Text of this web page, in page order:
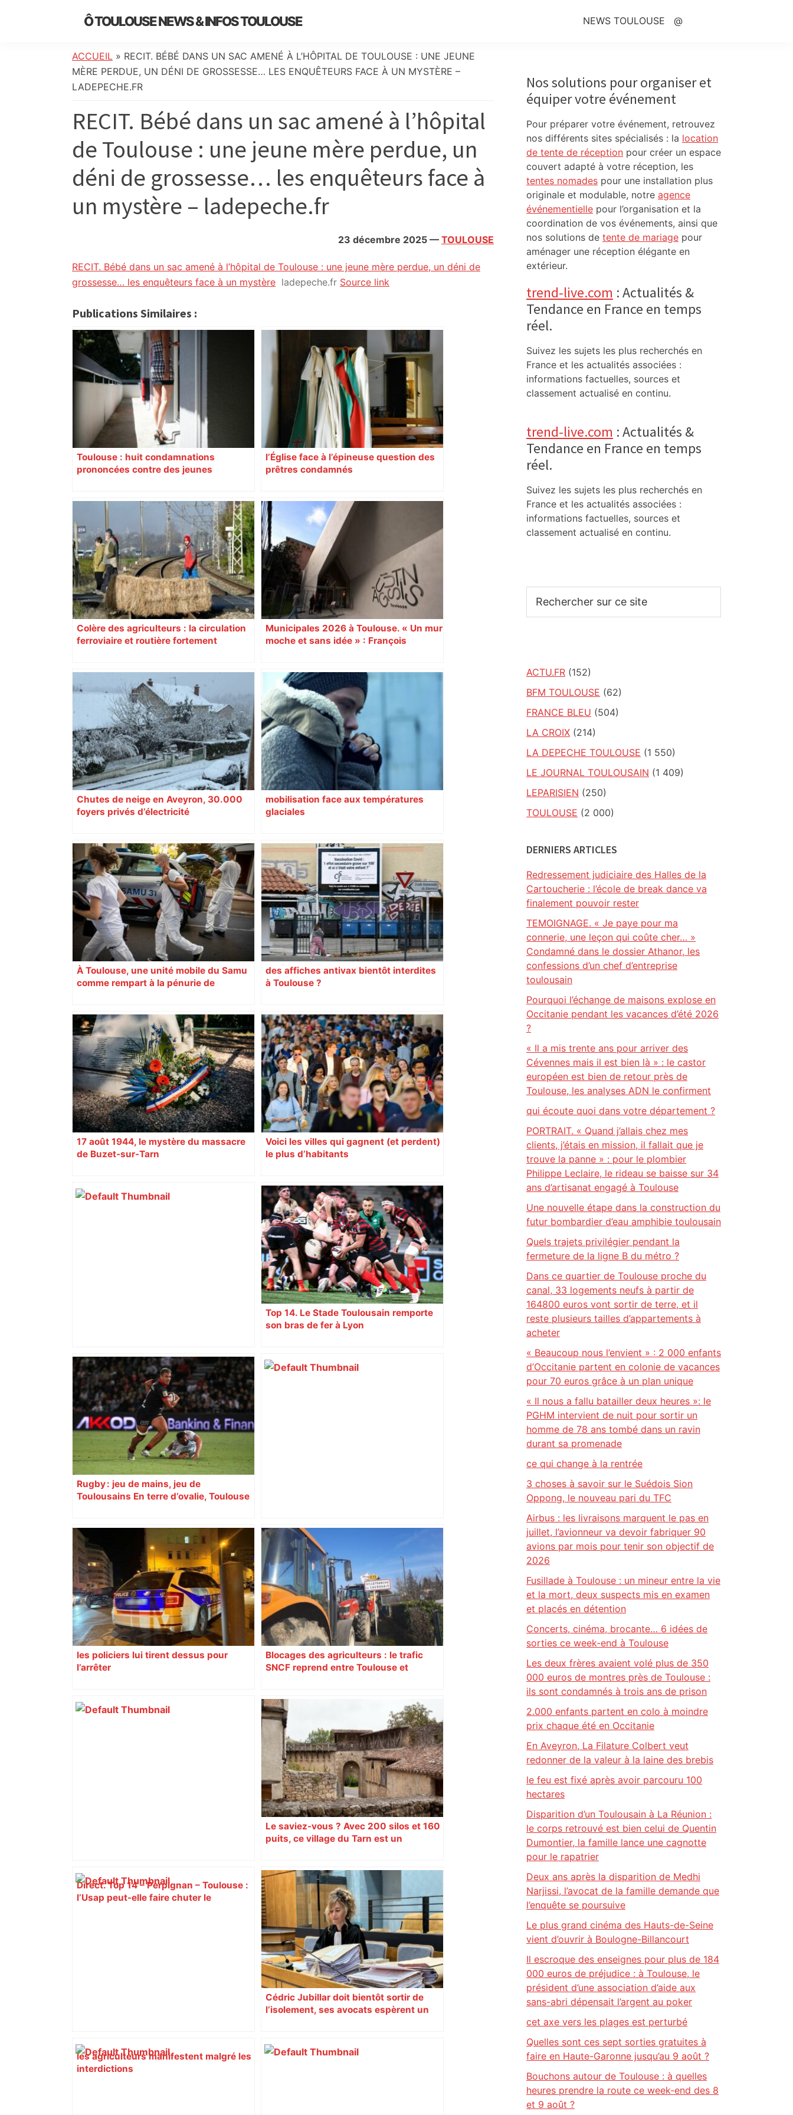
Ô TOULOUSE NEWS & INFOS TOULOUSE
de
l’actualité
toulousaine
info
locale,
société,
culture,
politique,
météo,
faits
citoyennes
NEWS TOULOUSE @
ACCUEIL » RECIT. BÉBÉ DANS UN SAC AMENÉ À L’HÔPITAL DE TOULOUSE : UNE JEUNE
MÈRE PERDUE, UN DÉNI DE GROSSESSE… LES ENQUÊTEURS FACE À UN MYSTÈRE –
LADEPECHE.FR
RECIT. Bébé dans un sac amené à l’hôpital
de Toulouse : une jeune mère perdue, un
déni de grossesse… les enquêteurs face à
un mystère – ladepeche.fr
23 décembre 2025 — TOULOUSE
RECIT. Bébé dans un sac amené à l’hôpital de Toulouse : une jeune mère perdue, un déni de
grossesse… les enquêteurs face à un mystère ladepeche.fr Source link
Publications Similaires :
Toulouse : huit condamnations
prononcées contre des jeunes
l’Église face à l’épineuse question des
prêtres condamnés
Colère des agriculteurs : la circulation
ferroviaire et routière fortement
Municipales 2026 à Toulouse. « Un mur
moche et sans idée » : François
Augustins
Chutes de neige en Aveyron, 30.000
foyers privés d’électricité
mobilisation face aux températures
glaciales
À Toulouse, une unité mobile du Samu
comme rempart à la pénurie de
des affiches antivax bientôt interdites
à Toulouse ?
17 août 1944, le mystère du massacre
de Buzet-sur-Tarn
Voici les villes qui gagnent (et perdent)
le plus d’habitants
Un carton rouge rapide, des blessés : la
sale soirée de Toulouse contre Lens –
L'Équipe
Top 14. Le Stade Toulousain remporte
son bras de fer à Lyon
Rugby : jeu de mains, jeu de
Toulousains En terre d’ovalie, Toulouse
revendiquant surtout son art du jeu en
mouvement, vif et spectaculaire.
Décryptage. Série (4 / 10)
Top 14: comment Perpignan a une
nouvelle fois fait tomber Toulouse? –
RMC Sport
les policiers lui tirent dessus pour
l’arrêter
Blocages des agriculteurs : le trafic
SNCF reprend entre Toulouse et
Direct. Top 14 – Perpignan – Toulouse :
l’Usap peut-elle faire chuter le
Le saviez-vous ? Avec 200 silos et 160
puits, ce village du Tarn est un
les agriculteurs manifestent malgré les
interdictions
Cédric Jubillar doit bientôt sortir de
l’isolement, ses avocats espèrent un
Sidebar
Nos solutions pour organiser et
équiper votre événement
Pour préparer votre événement, retrouvez
nos différents sites spécialisés : la location
de tente de réception pour créer un espace
couvert adapté à votre réception, les
tentes nomades pour une installation plus
originale et modulable, notre agence
événementielle pour l’organisation et la
coordination de vos événements, ainsi que
nos solutions de tente de mariage pour
aménager une réception élégante en
extérieur.
trend-live.com : Actualités &
Tendance en France en temps
réel.
Suivez les sujets les plus recherchés en
France et les actualités associées :
informations factuelles, sources et
classement actualisé en continu.
trend-live.com : Actualités &
Tendance en France en temps
réel.
Suivez les sujets les plus recherchés en
France et les actualités associées :
informations factuelles, sources et
classement actualisé en continu.
sur
ACTU.FR (152)
BFM TOULOUSE (62)
FRANCE BLEU (504)
LA CROIX (214)
LA DEPECHE TOULOUSE (1 550)
LE JOURNAL TOULOUSAIN (1 409)
LEPARISIEN (250)
TOULOUSE (2 000)
DERNIERS ARTICLES
Redressement judiciaire des Halles de la
Cartoucherie : l’école de break dance va
finalement pouvoir rester
TEMOIGNAGE. « Je paye pour ma
connerie, une leçon qui coûte cher… »
Condamné dans le dossier Athanor, les
confessions d’un chef d’entreprise
toulousain
Pourquoi l’échange de maisons explose en
Occitanie pendant les vacances d’été 2026
?
« Il a mis trente ans pour arriver des
Cévennes mais il est bien là » : le castor
européen est bien de retour près de
Toulouse, les analyses ADN le confirment
qui écoute quoi dans votre département ?
PORTRAIT. « Quand j’allais chez mes
clients, j’étais en mission, il fallait que je
trouve la panne » : pour le plombier
Philippe Leclaire, le rideau se baisse sur 34
ans d’artisanat engagé à Toulouse
Une nouvelle étape dans la construction du
futur bombardier d’eau amphibie toulousain
Quels trajets privilégier pendant la
fermeture de la ligne B du métro ?
Dans ce quartier de Toulouse proche du
canal, 33 logements neufs à partir de
164800 euros vont sortir de terre, et il
reste plusieurs tailles d’appartements à
acheter
« Beaucoup nous l’envient » : 2 000 enfants
d’Occitanie partent en colonie de vacances
pour 70 euros grâce à un plan unique
« Il nous a fallu batailler deux heures »: le
PGHM intervient de nuit pour sortir un
homme de 78 ans tombé dans un ravin
durant sa promenade
ce qui change à la rentrée
3 choses à savoir sur le Suédois Sion
Oppong, le nouveau pari du TFC
Airbus : les livraisons marquent le pas en
juillet, l’avionneur va devoir fabriquer 90
avions par mois pour tenir son objectif de
2026
Fusillade à Toulouse : un mineur entre la vie
et la mort, deux suspects mis en examen
et placés en détention
Concerts, cinéma, brocante… 6 idées de
sorties ce week-end à Toulouse
Les deux frères avaient volé plus de 350
000 euros de montres près de Toulouse :
ils sont condamnés à trois ans de prison
2.000 enfants partent en colo à moindre
prix chaque été en Occitanie
En Aveyron, La Filature Colbert veut
redonner de la valeur à la laine des brebis
le feu est fixé après avoir parcouru 100
hectares
Disparition d’un Toulousain à La Réunion :
le corps retrouvé est bien celui de Quentin
Dumontier, la famille lance une cagnotte
pour le rapatrier
Deux ans après la disparition de Medhi
Narjissi, l’avocat de la famille demande que
l’enquête se poursuive
Le plus grand cinéma des Hauts-de-Seine
vient d’ouvrir à Boulogne-Billancourt
Il escroque des enseignes pour plus de 184
000 euros de préjudice : à Toulouse, le
président d’une association d’aide aux
sans-abri dépensait l’argent au poker
cet axe vers les plages est perturbé
Quelles sont ces sept sorties gratuites à
faire en Haute-Garonne jusqu’au 9 août ?
Bouchons autour de Toulouse : à quelles
heures prendre la route ce week-end des 8
et 9 août ?